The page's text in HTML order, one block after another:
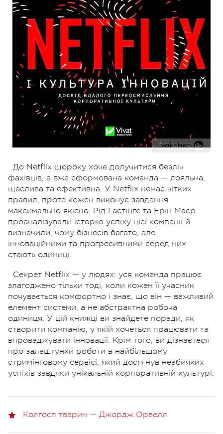
До Netflix щороку хоче долучитися безліч
фахівців, а вже сформована команда — лояльна,
щаслива та ефективна. У Netflix немає чітких
правил, проте кожен виконує завдання
максимально якісно. Рід Гастінгс та Ерін Маєр
проаналізували історію успіху цієї компанії й
визначили, чому бізнесів багато, але
інноваційними та прогресивними серед них
стають одиниці.
Секрет Netflix — у людях: уся команда працює
злагоджено тільки тоді, коли кожен її учасник
почувається комфортно і знає, що він — важливий
елемент системи, а не абстрактна робоча
одиниця. У цій книжці ви знайдете поради, як
створити компанію, у якій хочеться працювати та
впроваджувати інновації. Крім того, ви дізнаєтеся
про залаштунки роботи в найбільшому
стримінговому сервісі, який досягнув неабияких
успіхів завдяки унікальній корпоративній культурі.
Колгосп тварин — Джордж Орвелл